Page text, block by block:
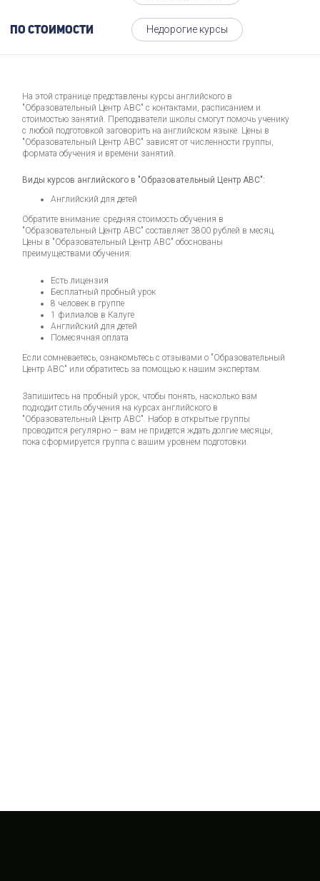
На этой странице представлены курсы английского в
"Образовательный Центр АВС" с контактами, расписанием и
стоимостью занятий. Преподаватели школы смогут помочь ученику
с любой подготовкой заговорить на английском языке. Цены в
"Образовательный Центр АВС" зависят от численности группы,
формата обучения и времени занятий.
Виды курсов английского в "Образовательный Центр АВС":
Английский для детей
Обратите внимание: средняя стоимость обучения в
"Образовательный Центр АВС" составляет 3800 рублей в месяц.
Цены в "Образовательный Центр АВС" обоснованы
преимуществами обучения:
Есть лицензия
Бесплатный пробный урок
8 человек в группе
1 филиалов в Калуге
Английский для детей
Помесячная оплата
Если сомневаетесь, ознакомьтесь с отзывами о "Образовательный
Центр АВС" или обратитесь за помощью к нашим экспертам.
Запишитесь на пробный урок, чтобы понять, насколько вам
подходит стиль обучения на курсах английского в
"Образовательный Центр АВС". Набор в открытые группы
проводится регулярно – вам не придется ждать долгие месяцы,
пока сформируется группа с вашим уровнем подготовки.
По стоимости Недорогие курсы